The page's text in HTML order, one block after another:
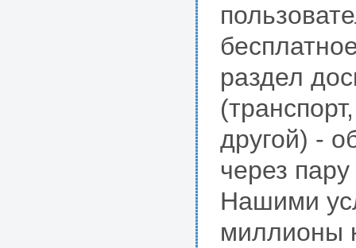
раздел
другой) -
через
Нашими
миллионы